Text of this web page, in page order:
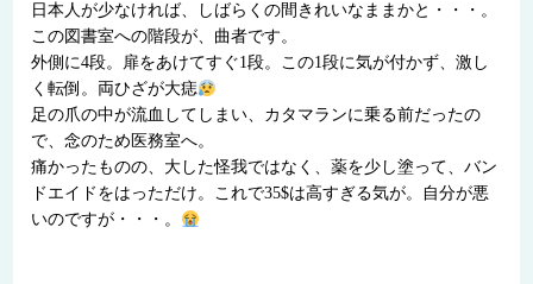
日本人が少なければ、しばらくの間きれいなままかと・・・。
この図書室への階段が、曲者です。
外側に4段。扉をあけてすぐ1段。この1段に気が付かず、激し
く転倒。両ひざが大痣
足の爪の中が流血してしまい、カタマランに乗る前だったの
で、念のため医務室へ。
痛かったものの、大した怪我ではなく、薬を少し塗って、バン
ドエイドをはっただけ。これで35$は高すぎる気が。自分が悪
いのですが・・・。